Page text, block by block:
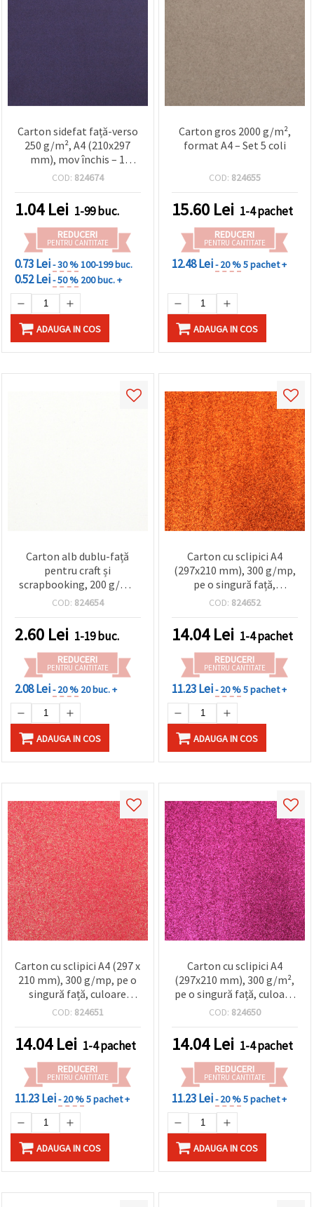
Carton sidefat față-verso
250 g/m², A4 (210x297
mm), mov închis – 1
bucată
COD: 824674
1.04Lei 1-99 buc.
REDUCERI
PENTRU CANTITATE
0.73 Lei- 30 %100-199 buc.
0.52 Lei- 50 % 200 buc. +
ADAUGA IN COS
Carton gros 2000 g/m²,
format A4 – Set 5 coli
COD: 824655
15.60 Lei 1-4 pachet
REDUCERI
PENTRU CANTITATE
12.48 Lei- 20 %5 pachet +
ADAUGA IN COS
Carton alb dublu-față
pentru craft și
scrapbooking, 200 g/m²,
380 x 520 mm - 1 bucată
COD: 824654
2.60 Lei 1-19 buc.
REDUCERI
PENTRU CANTITATE
2.08 Lei- 20 % 20 buc. +
ADAUGA IN COS
Carton cu sclipici A4
(297x210 mm), 300 g/mp,
pe o singură față,
portocaliu – Set de 10 coli
COD: 824652
14.04Lei 1-4 pachet
REDUCERI
PENTRU CANTITATE
11.23 Lei- 20 %5 pachet +
ADAUGA IN COS
Carton cu sclipici A4 (297 x
210 mm), 300 g/mp, pe o
singură față, culoare
piersică - set de 10 coli
COD: 824651
14.04Lei 1-4 pachet
REDUCERI
PENTRU CANTITATE
11.23 Lei- 20 %5 pachet +
ADAUGA IN COS
Carton cu sclipici A4
(297x210 mm), 300 g/m²,
pe o singură față, culoare
ciclamen – set de 10 coli
COD: 824650
14.04Lei 1-4 pachet
REDUCERI
PENTRU CANTITATE
11.23 Lei- 20 %5 pachet +
ADAUGA IN COS